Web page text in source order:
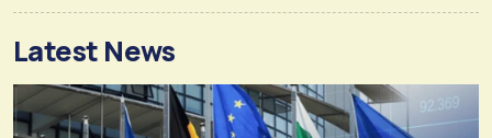
Latest News